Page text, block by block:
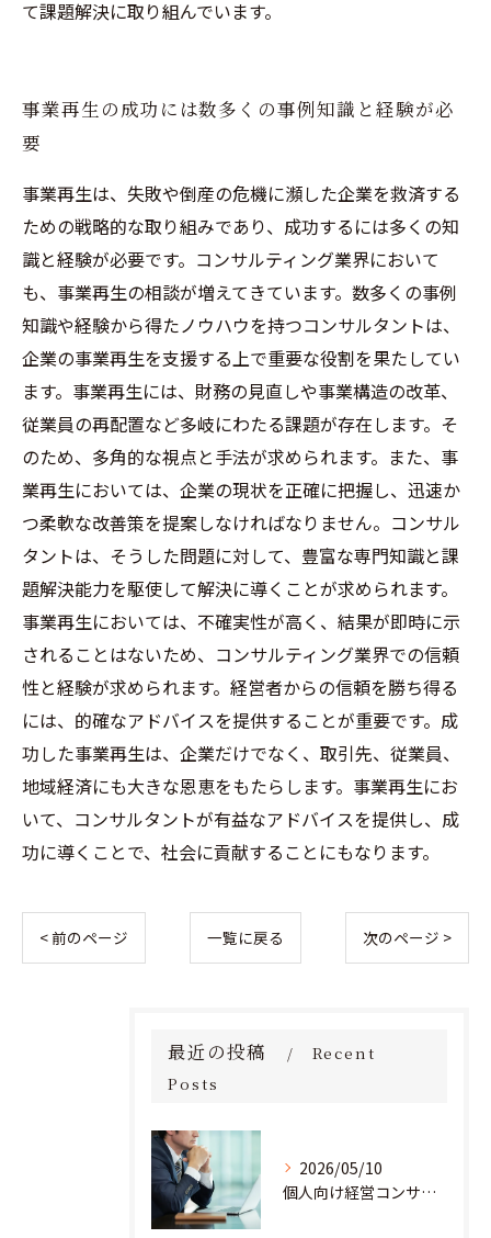
て課題解決に取り組んでいます。
事業再生の成功には数多くの事例知識と経験が必
要
事業再生は、失敗や倒産の危機に瀕した企業を救済する
ための戦略的な取り組みであり、成功するには多くの知
識と経験が必要です。コンサルティング業界において
も、事業再生の相談が増えてきています。数多くの事例
知識や経験から得たノウハウを持つコンサルタントは、
企業の事業再生を支援する上で重要な役割を果たしてい
ます。事業再生には、財務の見直しや事業構造の改革、
従業員の再配置など多岐にわたる課題が存在します。そ
のため、多角的な視点と手法が求められます。また、事
業再生においては、企業の現状を正確に把握し、迅速か
つ柔軟な改善策を提案しなければなりません。コンサル
タントは、そうした問題に対して、豊富な専門知識と課
題解決能力を駆使して解決に導くことが求められます。
事業再生においては、不確実性が高く、結果が即時に示
されることはないため、コンサルティング業界での信頼
性と経験が求められます。経営者からの信頼を勝ち得る
には、的確なアドバイスを提供することが重要です。成
功した事業再生は、企業だけでなく、取引先、従業員、
地域経済にも大きな恩恵をもたらします。事業再生にお
いて、コンサルタントが有益なアドバイスを提供し、成
功に導くことで、社会に貢献することにもなります。
< 前のページ 一覧に戻る 次のページ >
最近の投稿
Recent
Posts
2026/05/10
個人向け経営コンサルタント料金の全貌を徹底解説